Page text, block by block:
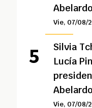
Vie, 07/08/
Silvia
Lucía
Vie, 07/08/